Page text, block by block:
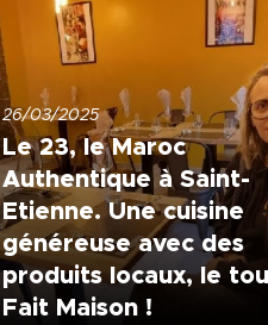
26/03/2025
Le 23, le Maroc
Authentique à Saint-
Etienne. Une cuisine
généreuse avec des
produits locaux, le
Fait Maison !